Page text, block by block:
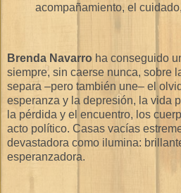
acompañamiento, el
Brenda Navarro ha conseguido
siempre, sin caerse nunca, sobre
separa –pero también une– el
esperanza y la depresión, la vida
la pérdida y el encuentro, los
acto po­lítico. Casas vacías
devastadora como ilumina:
esperanzadora.